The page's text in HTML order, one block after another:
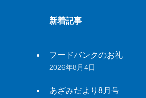
新着記事
フードバンクのお礼
2026年8月4日
あざみだより8月号